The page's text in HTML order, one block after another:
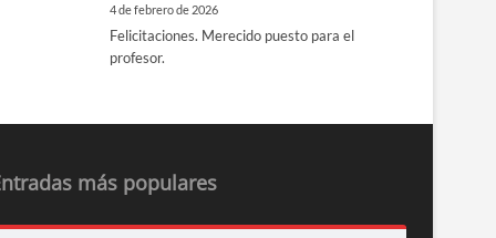
4 de febrero de 2026
Felicitaciones. Merecido puesto para el
profesor.
más populares